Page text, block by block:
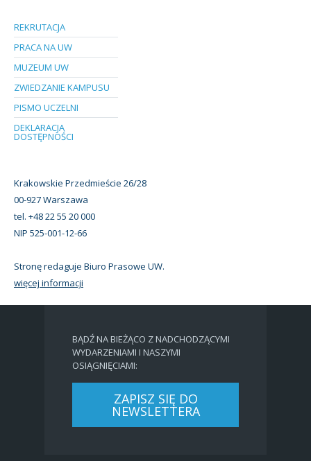
REKRUTACJA
PRACA NA UW
MUZEUM UW
ZWIEDZANIE KAMPUSU
PISMO UCZELNI
DEKLARACJA
DOSTĘPNOŚCI
Krakowskie Przedmieście 26/28
00-927 Warszawa
tel. +48 22 55 20 000
NIP 525-001-12-66
Stronę redaguje Biuro Prasowe UW.
więcej informacji
BĄDŹ NA BIEŻĄCO Z NADCHODZĄCYMI
WYDARZENIAMI I NASZYMI
OSIĄGNIĘCIAMI:
ZAPISZ SIĘ DO
NEWSLETTERA